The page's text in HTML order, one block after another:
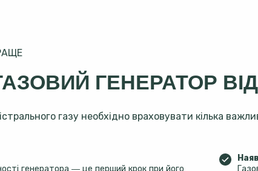
ГЕНЕРАТОР
газу необхідно враховувати кілька
генератора — це перший крок при його